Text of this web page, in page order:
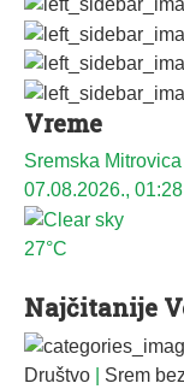
Vreme
Sremska Mitrovica
07.08.2026., 01:28
27°C
Najčitanije
Društvo Srem